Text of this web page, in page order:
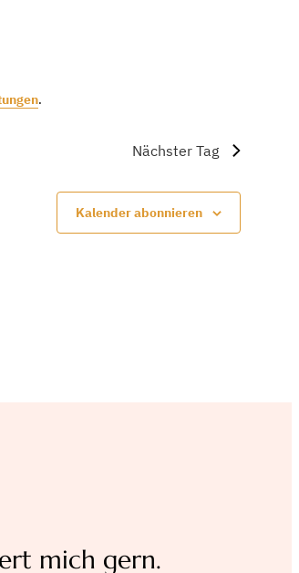
.
Nächster Tag
Kalender abonnieren
mich gern.